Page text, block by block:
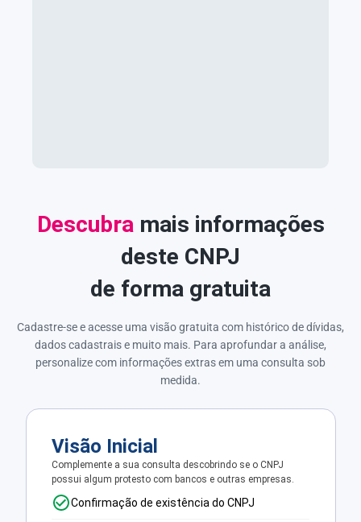
Descubramais informações
deste CNPJ
de forma gratuita
Cadastre-se e acesse uma visão gratuita com histórico de dívidas,
dados cadastrais e muito mais. Para aprofundar a análise,
personalize com informações extras em uma consulta sob
medida.
Visão Inicial
Complemente a sua consulta descobrindo se o CNPJ
possui algum protesto com bancos e outras empresas.
Confirmação de existência do CNPJ